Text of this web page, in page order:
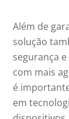
Além de
solução
segurança
com mais
é
em